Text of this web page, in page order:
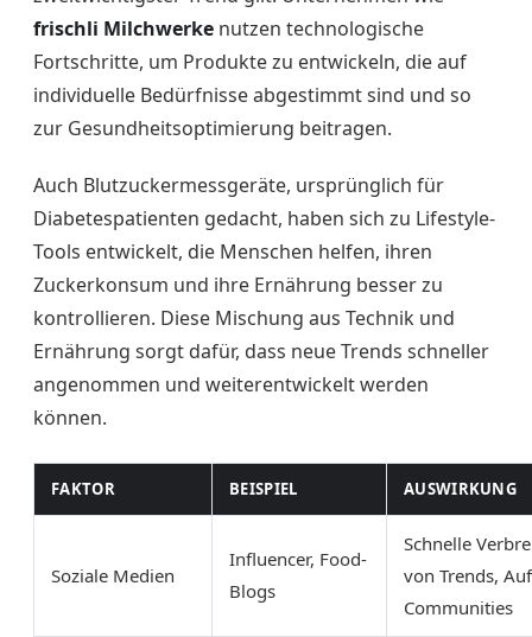
frischli Milchwerke nutzen technologische
Fortschritte, um Produkte zu entwickeln, die auf
individuelle Bedürfnisse abgestimmt sind und so
zur Gesundheitsoptimierung beitragen.
Auch Blutzuckermessgeräte, ursprünglich für
Diabetespatienten gedacht, haben sich zu Lifestyle-
Tools entwickelt, die Menschen helfen, ihren
Zuckerkonsum und ihre Ernährung besser zu
kontrollieren. Diese Mischung aus Technik und
Ernährung sorgt dafür, dass neue Trends schneller
angenommen und weiterentwickelt werden
können.
FAKTOR BEISPIEL AUSWIRKUNG
Soziale Medien
Influencer, Food-
Blogs
Schnelle
von Trends,
Communities